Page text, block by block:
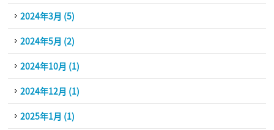
2024年3月 (5)
2024年5月 (2)
2024年10月 (1)
2024年12月 (1)
2025年1月 (1)